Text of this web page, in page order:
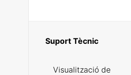
Suport Tècnic
Visualització de